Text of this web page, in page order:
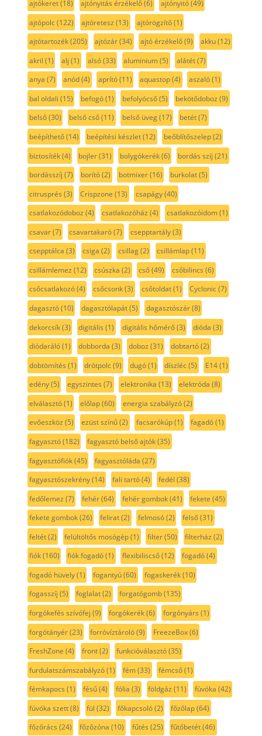
ajtókeret(18) ajtónyitás érzékelő(6) ajtónyitó(49)
ajtópolc(122) ajtóretesz (13) ajtórögzítő(1)
ajtótartozék(205) ajtózár(34) ajtó érzékelő(9) akku(12)
akril (1) alj (1) alsó(33) aluminium(5) alátét(7)
anya (7) anód(4) aprító(11) aquastop(4) aszaló(1)
bal oldali (15) befogó(1) befolyócső(5) bekötődoboz (9)
belső(30) belső cső(11) belső üveg(17) betét(7)
beépíthető(14) beépítési készlet(12) beőblítőszelep(2)
biztosíték(4) bojler(31) bolygókerék(6) bordás szíj (21)
bordásszíj (7) borító(2) botmixer(16) burkolat(5)
citrusprés (3) Crispzone (13) csapágy(40)
csatlakozódoboz (4) csatlakozóház (4) csatlakozóidom(1)
csavar(7) csavartakaró(7) csepptartály(3)
csepptálca (3) csiga (2) csillag(2) csillámlap(11)
csillámlemez (12) csúszka (2) cső(49) csőbilincs (6)
csőcsatlakozó(4) csőcsonk(3) csőtoldat(1) Cyclonic(7)
dagasztó(10) dagasztólapát(5) dagasztószár(8)
dekorcsík(3) digitális (1) digitális hőmérő(3) dióda (3)
diódaráló(1) dobborda (3) doboz (31) dobtartó(2)
dobtömítés (1) drótpolc(9) dugó(1) díszléc(5) E14(1)
edény(5) egyszintes (7) elektronika (13) elektróda (8)
elválasztó(1) előlap(60) energia szabályzó(2)
evőeszköz (5) ezüst színű(2) facsarókúp(1) fagadó(1)
fagyasztó(182) fagyasztó belső ajtók(35)
fagyasztófiók(45) fagyasztóláda (27)
fagyasztószekrény(14) fali tartó(4) fedél (38)
fedőlemez (7) fehér(64) fehér gombok(41) fekete (45)
fekete gombok(26) felirat(2) felmosó(2) felső(31)
feltét(2) felültöltős mosógép(1) filter(50) filterház (2)
fiók(160) fiók fogadó(1) flexibiliscső(12) fogadó(4)
fogadó hüvely(1) fogantyú(60) fogaskerék(10)
fogasszíj (5) foglalat(2) forgatógomb(135)
forgókefés szívófej (9) forgókerék(6) forgónyárs (1)
forgótányér(23) forróvíztároló(9) FreezeBox(6)
FreshZone (4) front(2) funkcióválasztó(35)
furdulatszámszabályzó(1) fém(33) fémcső(1)
fémkapocs (1) fésű(4) fólia (3) földgáz (11) fúvóka (42)
fúvóka szett(8) fül (32) főkapcsoló(2) főzőlap(64)
főzőrács (24) főzőzóna (10) fűtés (25) fűtőbetét(46)